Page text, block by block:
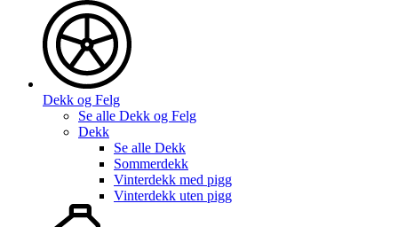
Dekk og Felg
Se alle Dekk og Felg
Dekk
Se alle Dekk
Sommerdekk
Vinterdekk med pigg
Vinterdekk uten pigg